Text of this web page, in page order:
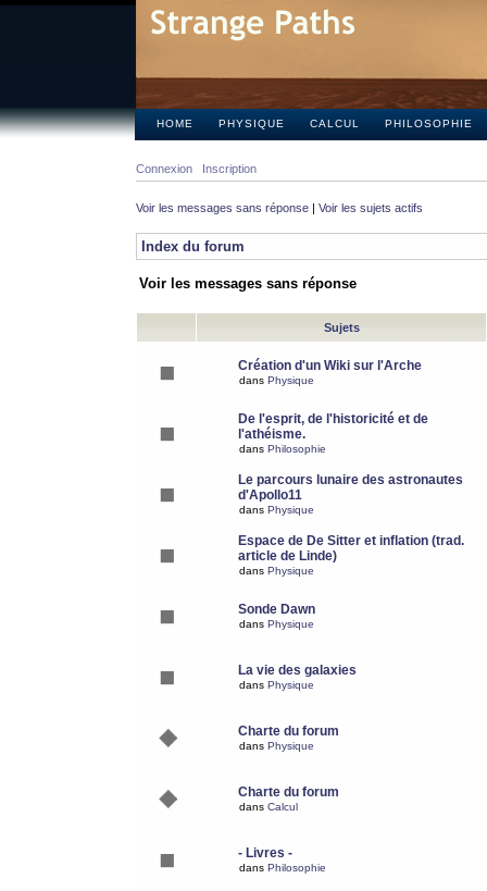
HOME PHYSIQUE CALCUL PHILOSOPHIE
Connexion Inscription
Voir les messages sans réponse | Voir les sujets actifs
Index du forum
Voir les messages sans réponse
Sujets
Création d'un Wiki sur l'Arche
dans Physique
De l'esprit, de l'historicité et de
l'athéisme.
dans Philosophie
Le parcours lunaire des astronautes
d'Apollo11
dans Physique
Espace de De Sitter et inflation (trad.
article de Linde)
dans Physique
Sonde Dawn
dans Physique
La vie des galaxies
dans Physique
Charte du forum
dans Physique
Charte du forum
dans Calcul
- Livres -
dans Philosophie